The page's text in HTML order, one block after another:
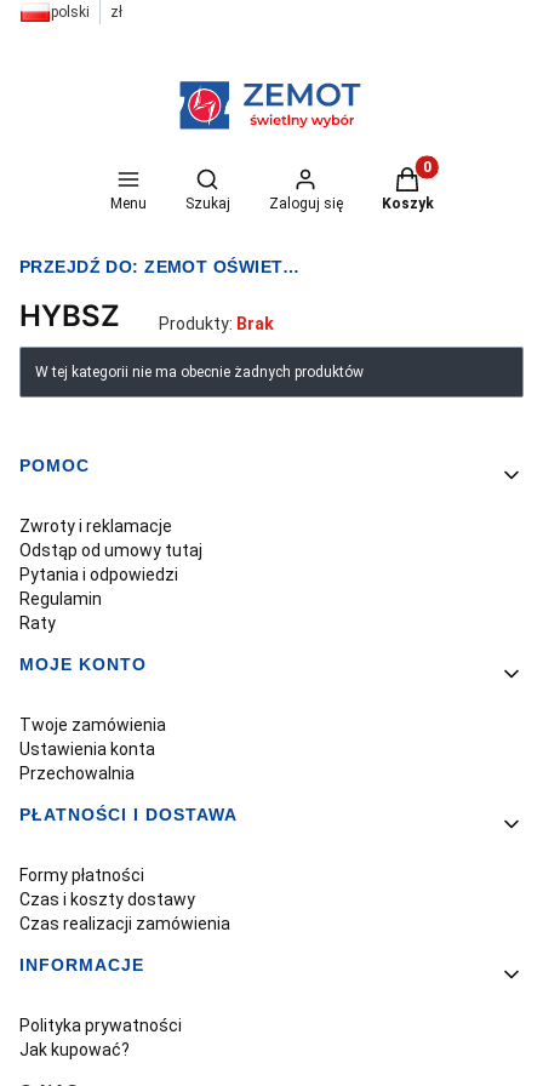
polski zł
Menu
Otwórz wyszukiwarkę
Szukaj Zaloguj się
Produkty w
Koszyk
PRZEJDŹ DO:ZEMOT OŚWIETLENIE I ELEKTRYKA
HYBSZ Produkty: Brak
Lista produktów
W tej kategorii nie ma obecnie żadnych produktów
Linki w stopce
POMOC
Zwroty i reklamacje
Odstąp od umowy tutaj
Pytania i odpowiedzi
Regulamin
Raty
MOJE KONTO
Twoje zamówienia
Ustawienia konta
Przechowalnia
PŁATNOŚCI I DOSTAWA
Formy płatności
Czas i koszty dostawy
Czas realizacji zamówienia
INFORMACJE
Polityka prywatności
Jak kupować?